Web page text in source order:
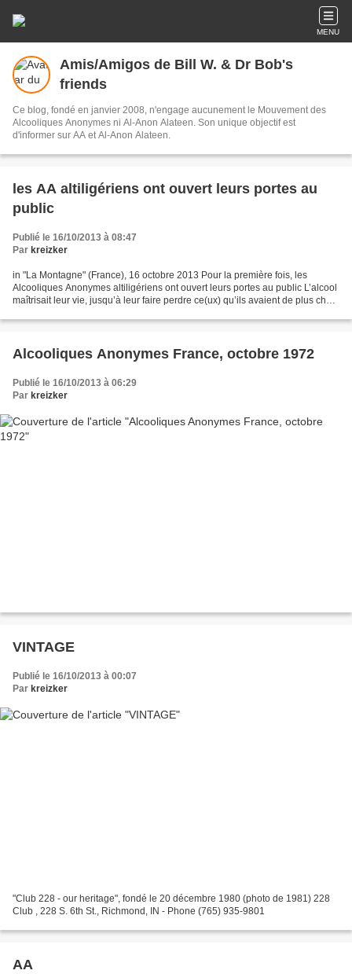
MENU
Amis/Amigos de Bill W. & Dr Bob's
friends
Ce blog, fondé en janvier 2008, n'engage aucunement le Mouvement des
Alcooliques Anonymes ni Al-Anon Alateen. Son unique objectif est
d'informer sur AA et Al-Anon Alateen.
les AA altiligériens ont ouvert leurs portes au
public
Publié le 16/10/2013 à 08:47
Par kreizker
in "La Montagne" (France), 16 octobre 2013 Pour la première fois, les
Alcooliques Anonymes altiligériens ont ouvert leurs portes au public L’alcool
maîtrisait leur vie, jusqu’à leur faire perdre ce(ux) qu’ils avaient de plus cher.
Alcooliques Anonymes France, octobre 1972
Publié le 16/10/2013 à 06:29
Par kreizker
VINTAGE
Publié le 16/10/2013 à 00:07
Par kreizker
"Club 228 - our heritage", fondé le 20 décembre 1980 (photo de 1981) 228
Club , 228 S. 6th St., Richmond, IN - Phone (765) 935-9801
AA